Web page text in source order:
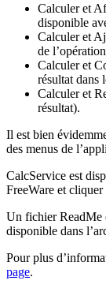
Calculer et
disponible
Calculer et
de
Calculer et
résultat dans
Calculer et
résultat).
Il est bien
des menus de
CalcService est
FreeWare et
Un fichier ReadMe
disponible dans
Pour plus
page.